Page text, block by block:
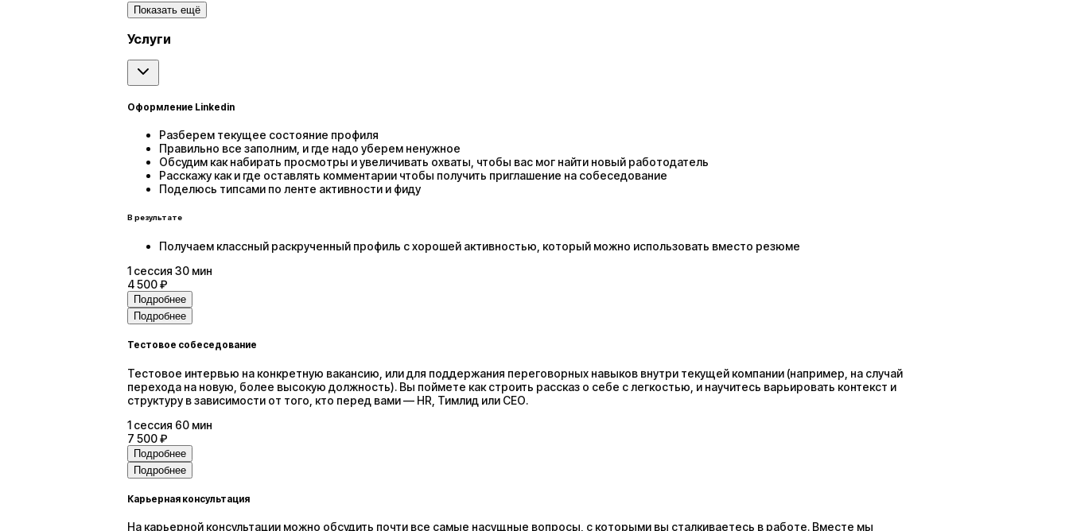
Показать ещё
Услуги
Оформление Linkedin
Разберем текущее состояние профиля
Правильно все заполним, и где надо уберем ненужное
Обсудим как набирать просмотры и увеличивать охваты, чтобы вас мог найти новый работодатель
Расскажу как и где оставлять комментарии чтобы получить приглашение на собеседование
Поделюсь типсами по ленте активности и фиду
В результате
Получаем классный раскрученный профиль с хорошей активностью, который можно использовать вместо резюме
1 сессия 30 мин
4 500 ₽
Подробнее
Подробнее
Тестовое собеседование
Тестовое интервью на конкретную вакансию, или для поддержания переговорных навыков внутри текущей компании (например, на случай
перехода на новую, более высокую должность). Вы поймете как строить рассказ о себе с легкостью, и научитесь варьировать контекст и
структуру в зависимости от того, кто перед вами — HR, Тимлид или СЕО.
1 сессия 60 мин
7 500 ₽
Подробнее
Подробнее
Карьерная консультация
На карьерной консультации можно обсудить почти все самые насущные вопросы, с которыми вы сталкиваетесь в работе. Вместе мы